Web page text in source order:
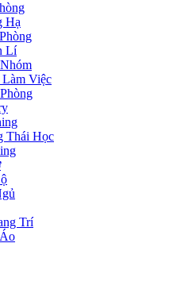
Hạ
Lí
Việc
Thái Học
Trí